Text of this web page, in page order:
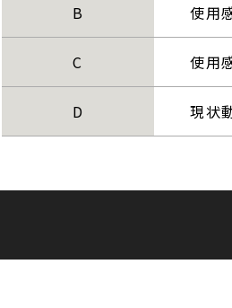
B 使用
C 使用
D 現状